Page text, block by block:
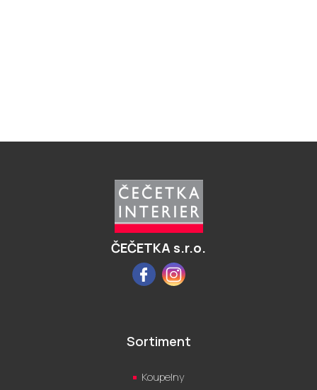
ČEČETKA s.r.o.
FacebookInstagram
Sortiment
Koupelny